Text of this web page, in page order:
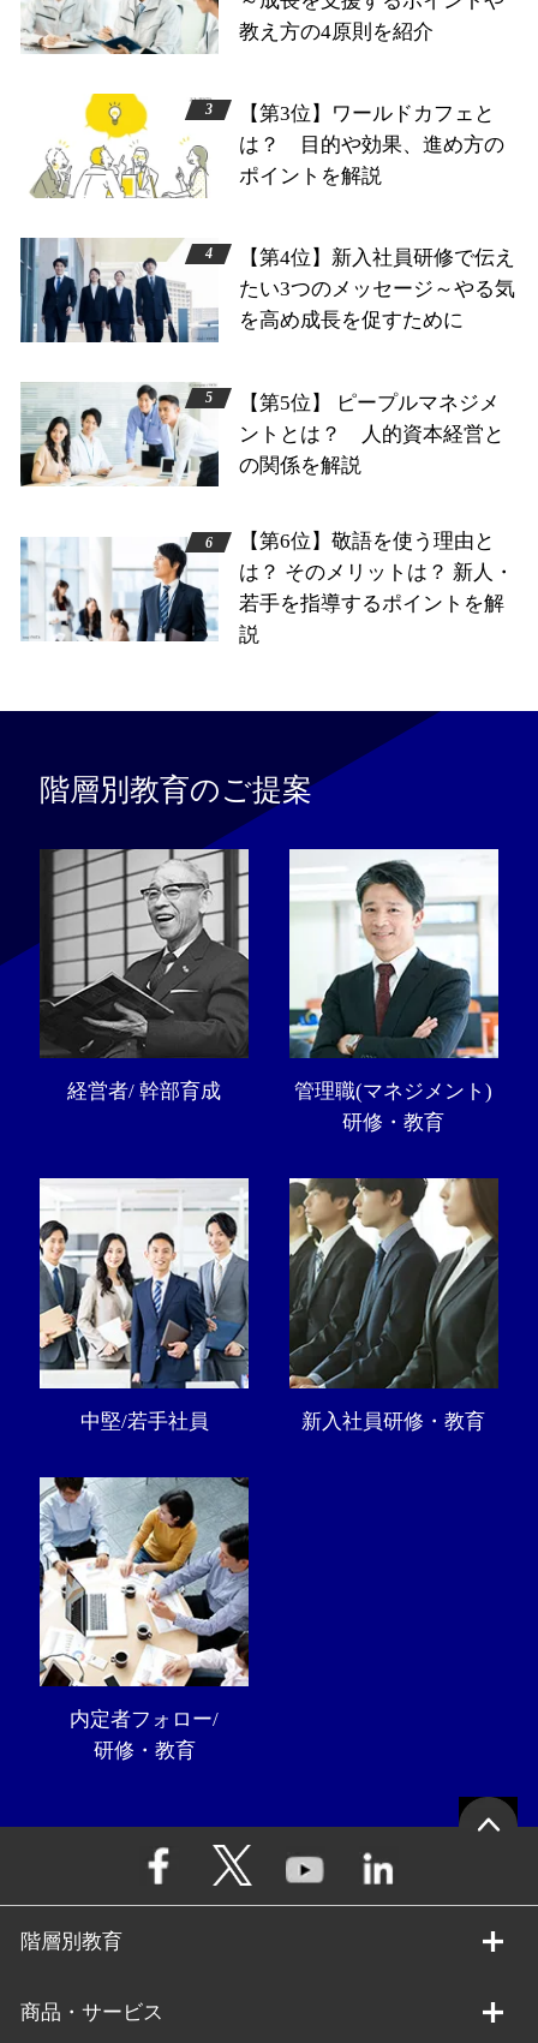
教え方の4原則を紹介
【第3位】ワールドカフェと
は？ 目的や効果、進め方の
ポイントを解説
【第4位】新入社員研修で伝え
たい3つのメッセージ～やる気
を高め成長を促すために
【第5位】 ピープルマネジメ
ントとは？ 人的資本経営と
の関係を解説
【第6位】敬語を使う理由と
は？ そのメリットは？ 新人・
若手を指導するポイントを解
説
階層別教育のご提案
経営者/ 幹部育成
管理職(マネジメント)
研修・教育
中堅/若手社員 新入社員研修・教育
内定者フォロー/
研修・教育
階層別教育
商品・サービス